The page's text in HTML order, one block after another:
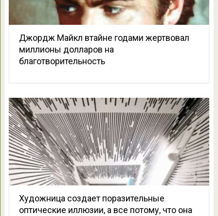
Джордж Майкл втайне годами жертвовал
миллионы долларов на
благотворительность
Художница создает поразительные
оптические иллюзии, а все потому, что она